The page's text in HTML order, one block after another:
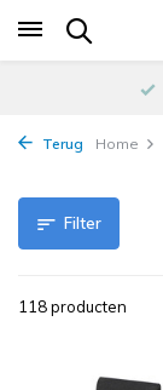
Terug Home
Filter
118 producten